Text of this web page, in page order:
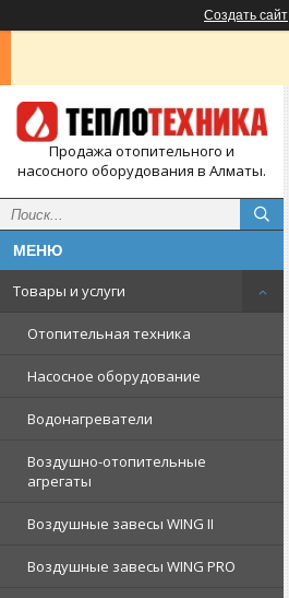
Создать сайт
Продажа отопительного и
насосного оборудования в Алматы.
Товары и услуги
Отопительная техника
Насосное оборудование
Водонагреватели
Воздушно-отопительные
агрегаты
Воздушные завесы WING II
Воздушные завесы WING PRO